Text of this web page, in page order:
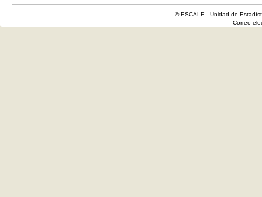
© ESCALE - Unidad de
Correo